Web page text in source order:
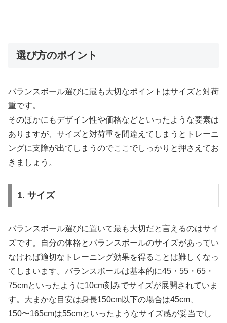
選び方のポイント
バランスボール選びに最も大切なポイントはサイズと対荷
重です。
そのほかにもデザイン性や価格などといったような要素は
ありますが、サイズと対荷重を間違えてしまうとトレーニ
ングに支障が出てしまうのでここでしっかりと押さえてお
きましょう。
1. サイズ
バランスボール選びに置いて最も大切だと言えるのはサイ
ズです。自分の体格とバランスボールのサイズがあってい
なければ適切なトレーニング効果を得ることは難しくなっ
てしまいます。バランスボールは基本的に45・55・65・
75cmといったように10cm刻みでサイズが展開されていま
す。大まかな目安は身長150cm以下の場合は45cm、
150〜165cmは55cmといったようなサイズ感が妥当でし